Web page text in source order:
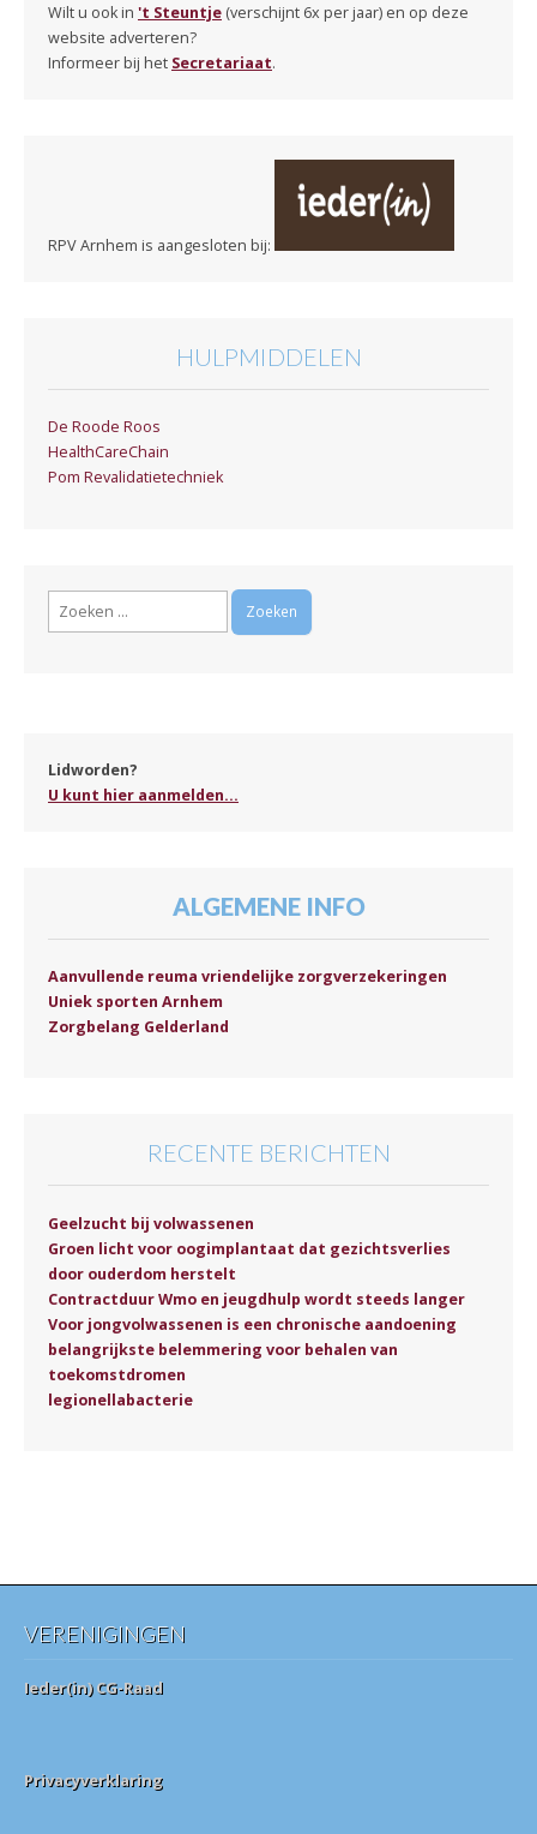
Wilt u ook in 't Steuntje (verschijnt 6x per jaar) en op deze
website adverteren?
Informeer bij het Secretariaat.
RPV Arnhem is aangesloten bij:
HULPMIDDELEN
De Roode Roos
HealthCareChain
Pom Revalidatietechniek
Zoeken
Lidworden?
U kunt hier aanmelden...
ALGEMENE INFO
Aanvullende reuma vriendelijke zorgverzekeringen
Uniek sporten Arnhem
Zorgbelang Gelderland
RECENTE BERICHTEN
Geelzucht bij volwassenen
Groen licht voor oogimplantaat dat gezichtsverlies
door ouderdom herstelt
Contractduur Wmo en jeugdhulp wordt steeds langer
Voor jongvolwassenen is een chronische aandoening
belangrijkste belemmering voor behalen van
toekomstdromen
legionellabacterie
VERENIGINGEN
Ieder(in) CG-Raad
Privacyverklaring